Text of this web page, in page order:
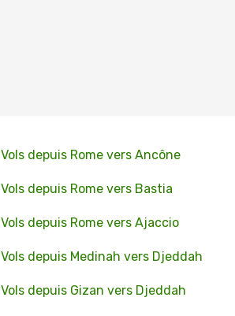
Vols depuis Rome vers Ancône
Vols depuis Rome vers Bastia
Vols depuis Rome vers Ajaccio
Vols depuis Medinah vers Djeddah
Vols depuis Gizan vers Djeddah